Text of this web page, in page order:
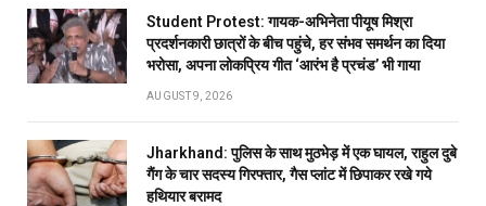
Student Protest: गायक-अभिनेता पीयूष मिश्रा
प्रदर्शनकारी छात्रों के बीच पहुंचे, हर संभव समर्थन का दिया
भरोसा, अपना लोकप्रिय गीत ‘आरंभ है प्रचंड’ भी गाया
AUGUST 9, 2026
Jharkhand: पुलिस के साथ मुठभेड़ में एक घायल, राहुल दुबे
गैंग के चार सदस्य गिरफ्तार, गैस प्लांट में छिपाकर रखे गये
हथियार बरामद